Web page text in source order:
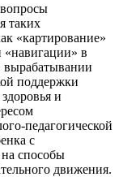
таких
«картирование»
«навигации» в
поддержки
и
педагогической
с
способы
движения.